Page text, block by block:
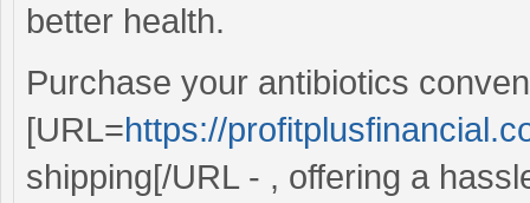
better health.
Purchase your antibiotics
[URL=https://
shipping[/URL - , offering a